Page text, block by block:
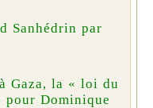
Sanhédrin par
Gaza, la « loi du
pour Dominique